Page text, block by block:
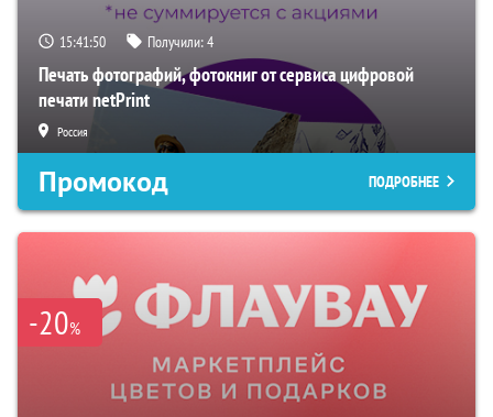
15:41:49 Получили:4
Печать фотографий, фотокниг от сервиса цифровой
печати netPrint
Россия
Промокод ПОДРОБНЕЕ
-20%